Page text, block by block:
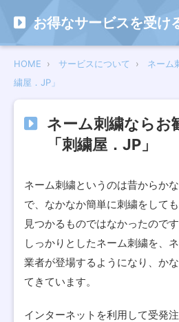
お得なサービスを受け
HOME サービスについて
ネーム
繍屋．JP」
ネーム刺繍ならお
「刺繍屋．JP」
ネーム刺繍というのは昔からか
で、なかなか簡単に刺繍をして
見つかるものではなかったので
しっかりとしたネーム刺繍を、
業者が登場するようになり、か
てきています。
インターネットを利用して受発